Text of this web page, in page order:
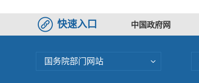
快速入口 中国政府网
国务院部门网站